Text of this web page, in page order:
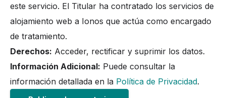
este servicio. El Titular ha contratado los servicios de
alojamiento web a Ionos que actúa como encargado
de tratamiento.
Derechos: Acceder, rectificar y suprimir los datos.
Información Adicional: Puede consultar la
información detallada en la Política de Privacidad.